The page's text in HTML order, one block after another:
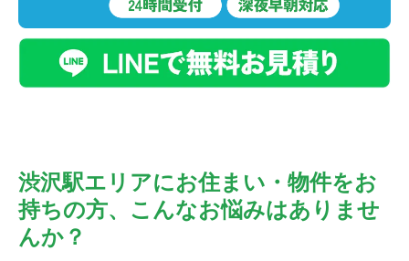
渋沢駅エリアにお住まい・物件をお
持ちの方、こんなお悩みはありませ
んか？